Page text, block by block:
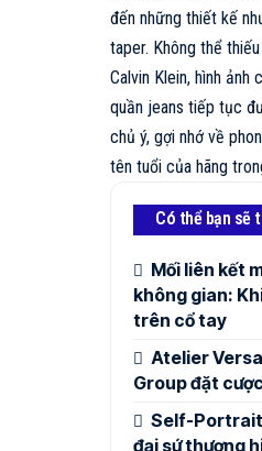
đến những thiết kế
taper. Không thể
Calvin Klein, hình
quần jeans tiếp tục
chủ ý, gợi nhớ về
tên tuổi của hãng
Có thể bạn sẽ
Mối liên kết
không gian:
trên cổ tay
Atelier
Group đặt
Self-Portrait
đại sứ thương